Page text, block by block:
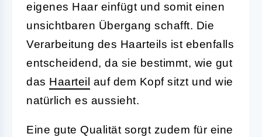
eigenes Haar einfügt und somit einen
unsichtbaren Übergang schafft. Die
Verarbeitung des Haarteils ist ebenfalls
entscheidend, da sie bestimmt, wie gut
das Haarteil auf dem Kopf sitzt und wie
natürlich es aussieht.
Eine gute Qualität sorgt zudem für eine